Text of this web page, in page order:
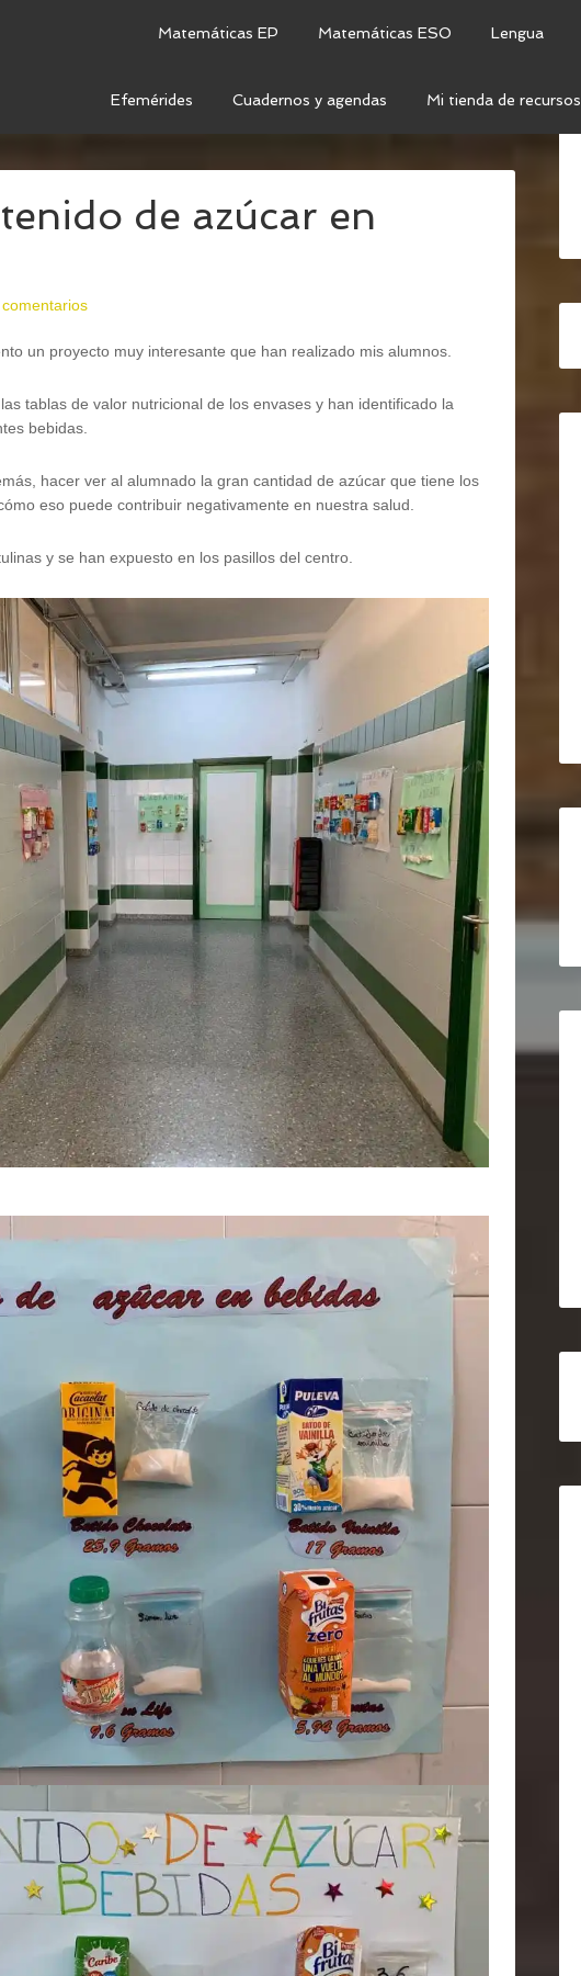
Matemáticas EP Matemáticas ESO Lengua
Efemérides Cuadernos y agendas Mi tienda de recursos
CIENCIAS DE LA NATURALEZA
de azúcar en
un proyecto muy interesante que han realizado mis alumnos.
tablas de valor nutricional de los envases y han identificado la
bebidas.
hacer ver al alumnado la gran cantidad de azúcar que tiene los
eso puede contribuir negativamente en nuestra salud.
y se han expuesto en los pasillos del centro.